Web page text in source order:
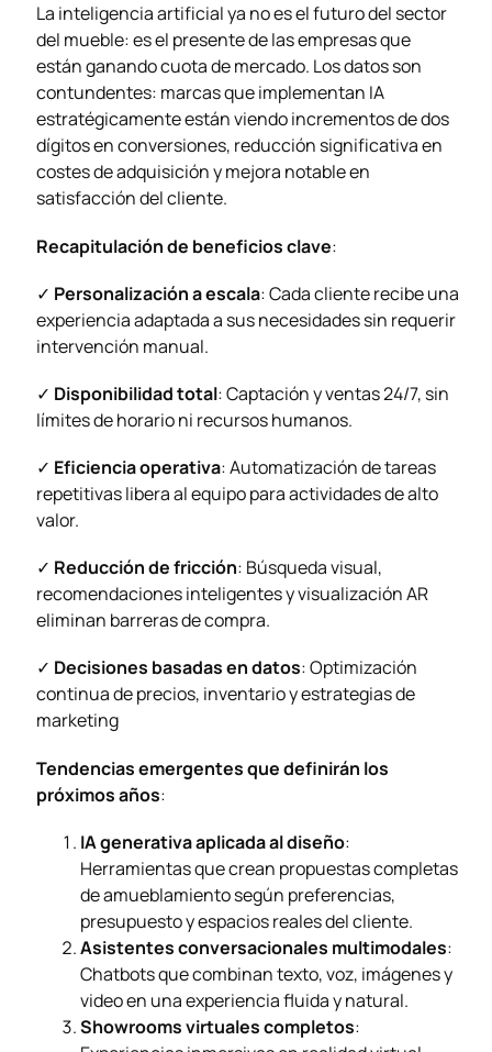
La inteligencia artificial ya no es el futuro del sector
del mueble: es el presente de las empresas que
están ganando cuota de mercado. Los datos son
contundentes: marcas que implementan IA
estratégicamente están viendo incrementos de dos
dígitos en conversiones, reducción significativa en
costes de adquisición y mejora notable en
satisfacción del cliente.
Recapitulación de beneficios clave:
✓ Personalización a escala: Cada cliente recibe una
experiencia adaptada a sus necesidades sin requerir
intervención manual.
✓ Disponibilidad total: Captación y ventas 24/7, sin
límites de horario ni recursos humanos.
✓ Eficiencia operativa: Automatización de tareas
repetitivas libera al equipo para actividades de alto
valor.
✓ Reducción de fricción: Búsqueda visual,
recomendaciones inteligentes y visualización AR
eliminan barreras de compra.
✓ Decisiones basadas en datos: Optimización
continua de precios, inventario y estrategias de
marketing
Tendencias emergentes que definirán los
próximos años:
IA generativa aplicada al diseño:
Herramientas que crean propuestas completas
de amueblamiento según preferencias,
presupuesto y espacios reales del cliente.
Asistentes conversacionales multimodales:
Chatbots que combinan texto, voz, imágenes y
video en una experiencia fluida y natural.
Showrooms virtuales completos: